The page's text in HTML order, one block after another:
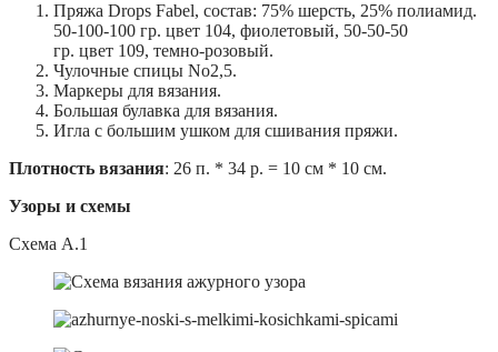
Пряжа Drops Fabel, состав: 75% шерсть, 25% полиамид.
50-100-100 гр. цвет 104, фиолетовый, 50-50-50
гр. цвет 109, темно-розовый.
Чулочные спицы No2,5.
Маркеры для вязания.
Большая булавка для вязания.
Игла с большим ушком для сшивания пряжи.
Плотность вязания: 26 п. * 34 р. = 10 см * 10 см.
Узоры и схемы
Схема А.1